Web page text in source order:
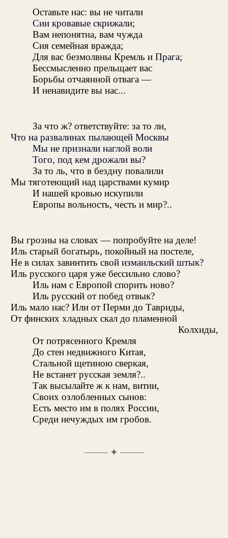
Оставьте нас: вы не читали
Сии кровавые скрижали;
Вам непонятна, вам чужда
Сия семейная вражда;
Для вас безмолвны Кремль и Прага;
Бессмысленно прельщает вас
Борьбы отчаянной отвага —
И ненавидите вы нас...
За что ж? ответствуйте: за то ли,
Что на развалинах пылающей Москвы
Мы не признали наглой воли
Того, под кем дрожали вы?
За то ль, что в бездну повалили
Мы тяготеющий над царствами кумир
И нашей кровью искупили
Европы вольность, честь и мир?..
Вы грозны на словах — попробуйте на деле!
Иль старый богатырь, покойный на постеле,
Не в силах завинтить свой измаильский штык?
Иль русского царя уже бессильно слово?
Иль нам с Европой спорить ново?
Иль русский от побед отвык?
Иль мало нас? Или от Перми до Тавриды,
От финских хладных скал до пламенной
Колхиды,
От потрясенного Кремля
До стен недвижного Китая,
Стальной щетиною сверкая,
Не встанет русская земля?..
Так высылайте ж к нам, витии,
Своих озлобленных сынов:
Есть место им в полях России,
Среди нечуждых им гробов.
✦